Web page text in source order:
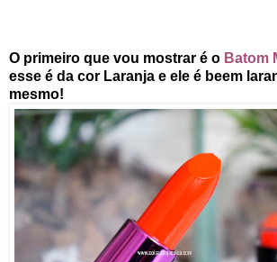
O primeiro que vou mostrar é o Batom
esse é da cor Laranja e ele é beem
mesmo!